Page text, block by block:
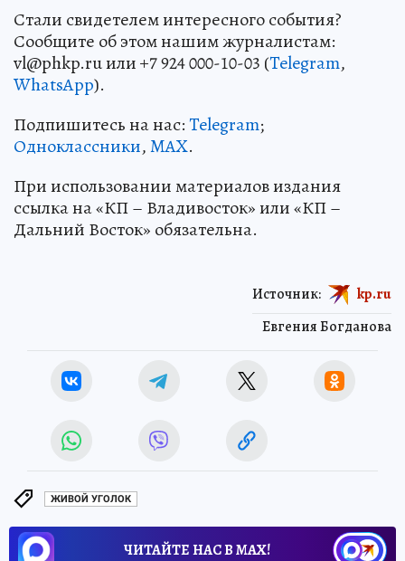
Стали свидетелем интересного события?
Сообщите об этом нашим журналистам:
vl@phkp.ru или +7 924 000-10-03 (Telegram,
WhatsApp).
Подпишитесь на нас:Telegram;
Одноклассники,MAX.
При использовании материалов издания
ссылка на «КП – Владивосток» или «КП –
Дальний Восток» обязательна.
Евгения Богданова
Источник: kp.ru
ЖИВОЙ УГОЛОК
ЧИТАЙТЕ НАС В МАХ!